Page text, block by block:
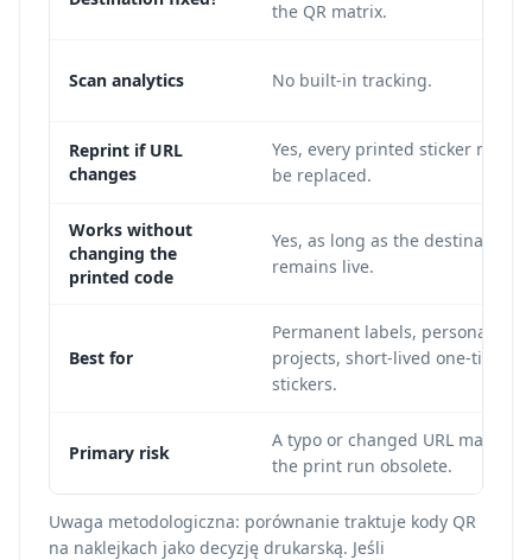
the QR matrix.
Scan analytics No built-in tracking.
Reprint if URL
changes
Yes, every printed sticker must
be replaced.
Works without
changing the
printed code
Yes, as long as the destination
remains live.
Best for
Permanent labels, personal
projects, short-lived one-time
stickers.
Primary risk
A typo or changed URL makes
the print run obsolete.
Uwaga metodologiczna: porównanie traktuje kody QR
na naklejkach jako decyzję drukarską. Jeśli